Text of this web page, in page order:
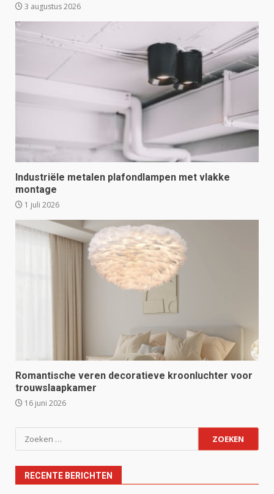
3 augustus 2026
Industriële metalen plafondlampen met vlakke
montage
1 juli 2026
Romantische veren decoratieve kroonluchter voor
trouwslaapkamer
16 juni 2026
Zoeken
naar:
RECENTE BERICHTEN